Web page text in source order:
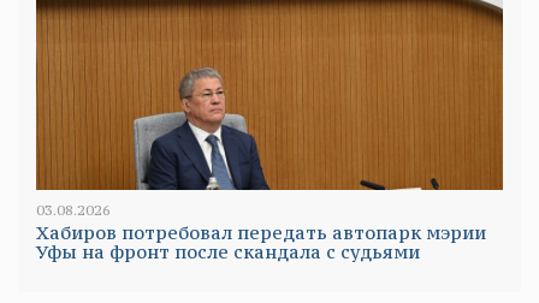
03.08.2026
Хабиров потребовал передать автопарк мэрии
Уфы на фронт после скандала с судьями